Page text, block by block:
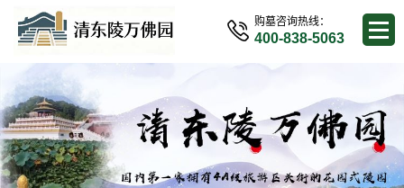
购墓咨询热线：
400-838-5063